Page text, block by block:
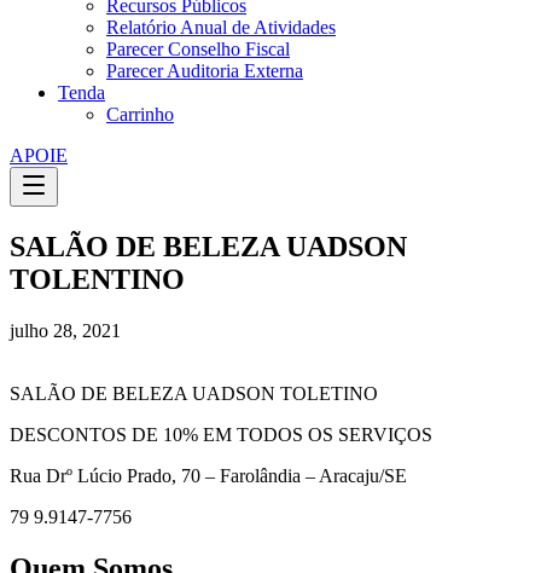
Recursos Públicos
Relatório Anual de Atividades
Parecer Conselho Fiscal
Parecer Auditoria Externa
Tenda
Carrinho
APOIE
SALÃO DE BELEZA UADSON
TOLENTINO
julho 28, 2021
SALÃO DE BELEZA UADSON TOLETINO
DESCONTOS DE 10% EM TODOS OS SERVIÇOS
Rua Drº Lúcio Prado, 70 – Farolândia – Aracaju/SE
79 9.9147-7756